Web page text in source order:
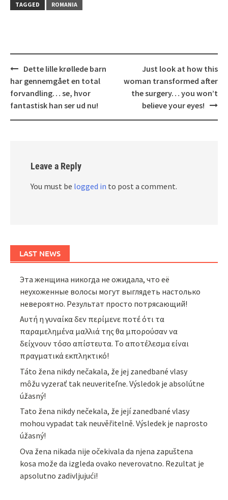
TAGGED
ROMANIA
Post
navigation
Dette lille krøllede barn
har gennemgået en total
forvandling… se, hvor
fantastisk han ser ud nu!
Just look at how this
woman transformed after
the surgery… you won’t
believe your eyes!
Leave a Reply
You must be logged in to post a comment.
LAST NEWS
Эта женщина никогда не ожидала, что её
неухоженные волосы могут выглядеть настолько
невероятно. Результат просто потрясающий!
Αυτή η γυναίκα δεν περίμενε ποτέ ότι τα
παραμελημένα μαλλιά της θα μπορούσαν να
δείχνουν τόσο απίστευτα. Το αποτέλεσμα είναι
πραγματικά εκπληκτικό!
Táto žena nikdy nečakala, že jej zanedbané vlasy
môžu vyzerať tak neuveriteľne. Výsledok je absolútne
úžasný!
Tato žena nikdy nečekala, že její zanedbané vlasy
mohou vypadat tak neuvěřitelně. Výsledek je naprosto
úžasný!
Ova žena nikada nije očekivala da njena zapuštena
kosa može da izgleda ovako neverovatno. Rezultat je
apsolutno zadivljujući!